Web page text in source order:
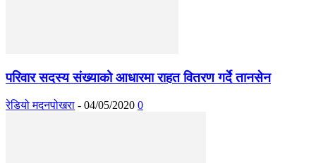
परिवार सदस्य संख्याको आधारमा राहत वितरण गर्दे तानसेन
रेडियो मदनपोखरा - 04/05/2020 0